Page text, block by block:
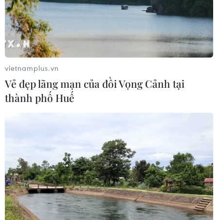
Xung đột Israel-Hamas: Ít nhất 300
trẻ em thiệt mạng trong 300 ngày
qua
06/08/2026 22:56
Nước thải từ máy bay có thể giúp
Tây Ban Nha: 100 người thiệt mạng
trong vụ vượt biển ồ ạt vào Ceuta
06/08/2026 16:03
vietnamplus.vn
Vẻ đẹp lãng mạn của đồi Vọng Cảnh tại
thành phố Huế